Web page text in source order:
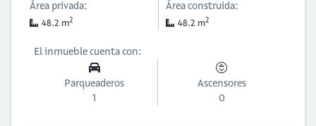
Área privada:
48.2 m2
Área construida:
48.2 m2
El inmueble cuenta con:
Parqueaderos
1
Ascensores
0